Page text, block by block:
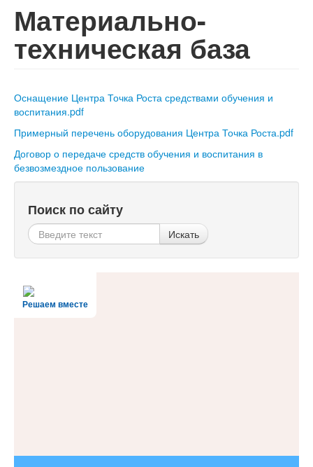
Материально-
техническая база
Оснащение Центра Точка Роста средствами обучения и
воспитания.pdf
Примерный перечень оборудования Центра Точка Роста.pdf
Договор о передаче средств обучения и воспитания в
безвозмездное пользование
Поиск по сайту
Искать
Решаем вместе